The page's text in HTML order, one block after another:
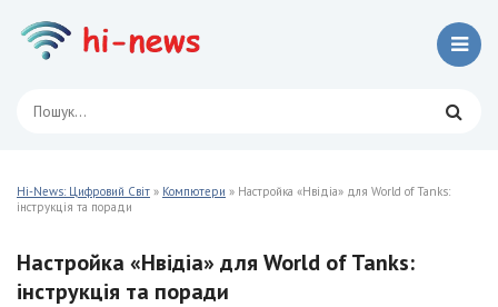
Hi-News: Цифровий Світ » Компютери » Настройка «Нвідіа» для World of Tanks:
інструкція та поради
Настройка «Нвідіа» для World of Tanks:
інструкція та поради